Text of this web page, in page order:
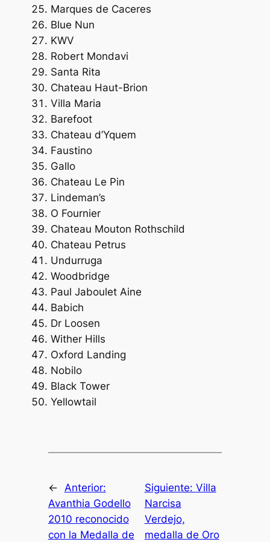
Marques de Caceres
Blue Nun
KWV
Robert Mondavi
Santa Rita
Chateau Haut-Brion
Villa Maria
Barefoot
Chateau d’Yquem
Faustino
Gallo
Chateau Le Pin
Lindeman’s
O Fournier
Chateau Mouton Rothschild
Chateau Petrus
Undurruga
Woodbridge
Paul Jaboulet Aine
Babich
Dr Loosen
Wither Hills
Oxford Landing
Nobilo
Black Tower
Yellowtail
← Anterior:
Avanthia Godello
2010 reconocido
con la Medalla de
Siguiente: Villa
Narcisa
Verdejo,
medalla de Oro